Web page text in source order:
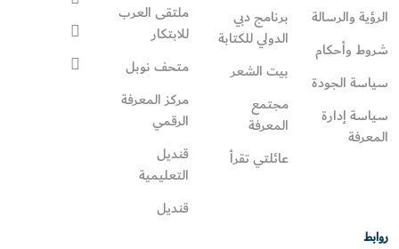
الرؤية والرسالة
شروط وأحكام
سياسة الجودة
سياسة إدارة
المعرفة
برنامج دبي
الدولي للكتابة
بيت الشعر
مجتمع
المعرفة
عائلتي تقرأ‎
ملتقى العرب
للابتكار
متحف نوبل
مركز المعرفة
الرقمي
قنديل
التعليمية
قنديل
روابط